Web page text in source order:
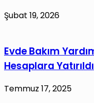
Şubat 19, 2026
Evde Bakım
Hesaplara Yatırıldı
Temmuz 17, 2025